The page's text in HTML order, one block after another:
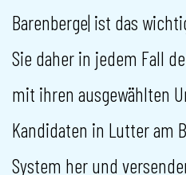
Barenberge| ist das
Sie daher in jedem Fall
mit ihren ausgewählten
Kandidaten in Lutter am
System her und